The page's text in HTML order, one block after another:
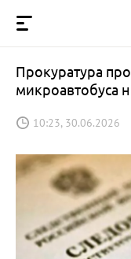
Прокуратура
микроавтобуса
10:23, 30.06.2026